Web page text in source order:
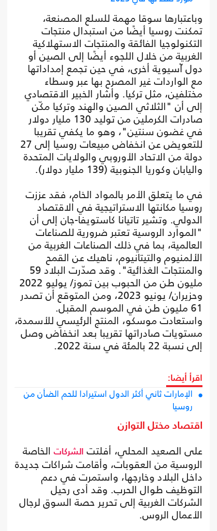
وباعتبارها سوقا مهمة للسلع المصنعة،
تمكنت روسيا أيضًا من استبدال منتجات
التكنولوجيا الفائقة والمنتجات الاستهلاكية
الغربية من خلال اللجوء أيضًا إلى الصين أو
دول آسيوية أخرى، في حين تجمع إمداداتها
مع الواردات غير المصرح بها عبر وسطاء
مختلفين، مثل تركيا. وأشار الخبير الاقتصادي
إلى أن "الثلاثي الصين والهند وتركيا مكّن
صادرات الكرملين من توليد 130 مليار دولار
في غضون سنتين"، وهو ما يكفي تقريبا
للتعويض عن انخفاض مبيعات روسيا إلى 27
دولة من الاتحاد الأوروبي والولايات المتحدة
واليابان وكوريا الجنوبية (139 مليار دولار).
في ما يتعلق الأمر بالمواد الخام، فقد عززت
روسيا مكانتها الاستراتيجية في الاقتصاد
الدولي. وتشير تاتيانا كاستويفا-جان إلى أن
"الموارد الروسية تعتبر ضرورية للصناعات
العالمية، بما في ذلك الصناعات الغربية من
الألمنيوم والتيتانيوم، ناهيك عن القمح
والمنتجات الغذائية". وقد صدّرت البلاد 59
مليون طن من الحبوب بين تموز/ يوليو 2022
وحزيران/ يونيو 2023، ومن المتوقع أن تصدر
61 مليون طن في الموسم المقبل.
واستعادت موسكو، المنتج الرئيسي للأسمدة،
مستويات صادراتها تقريبا بعد انخفاض وصل
إلى نسبة 22 بالمئة في سنة 2022.
اقرأ أيضا:
الإمارات ثاني أكثر الدول استيرادا للحم الضأن من
روسيا
اقتصاد مختل التوازن
على الصعيد المحلي، أفلتت الشركات الخاصة
الروسية من العقوبات، وأقامت شراكات جديدة
داخل البلاد وخارجها، واستمرت في دعم
التوظيف طوال الحرب. وقد أدى رحيل
الشركات الغربية إلى تحرير حصة السوق لرجال
الأعمال الروس.